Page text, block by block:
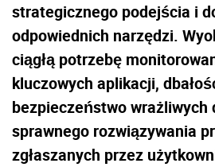
strategicznego podejścia i
odpowiednich narzędzi.
ciągłą potrzebę
kluczowych aplikacji,
bezpieczeństwo wrażliwych
sprawnego rozwiązywania
zgłaszanych przez